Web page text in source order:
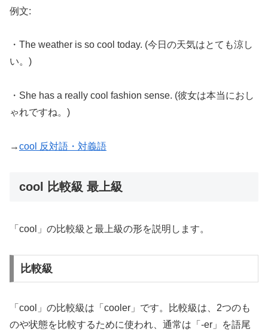
例文:
・The weather is so cool today. (今日の天気はとても涼し
い。)
・She has a really cool fashion sense. (彼女は本当におし
ゃれですね。)
→cool 反対語・対義語
cool 比較級 最上級
「cool」の比較級と最上級の形を説明します。
比較級
「cool」の比較級は「cooler」です。比較級は、2つのも
のや状態を比較するために使われ、通常は「-er」を語尾